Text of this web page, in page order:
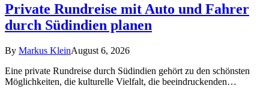
Private Rundreise mit Auto und Fahrer
durch Südindien planen
By Markus KleinAugust 6, 2026
Eine private Rundreise durch Südindien gehört zu den schönsten
Möglichkeiten, die kulturelle Vielfalt, die beeindruckenden…